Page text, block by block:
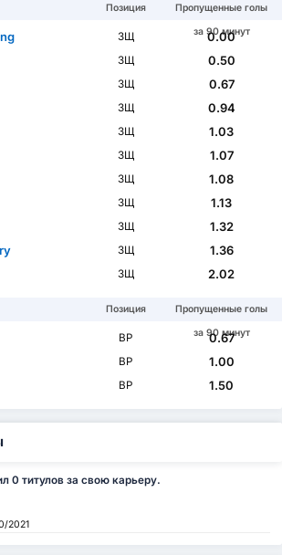
Позиция
Пропущенные голы
за 90 минут
ЗЩ
0.00
ЗЩ
0.50
ЗЩ
0.67
ЗЩ
0.94
ЗЩ
1.03
ЗЩ
1.07
ЗЩ
1.08
ЗЩ
1.13
ЗЩ
1.32
ЗЩ
1.36
ЗЩ 2.02
Позиция
Пропущенные голы
за 90 минут
ВР
0.67
ВР
1.00
ВР 1.50
0 титулов за свою карьеру.
2021